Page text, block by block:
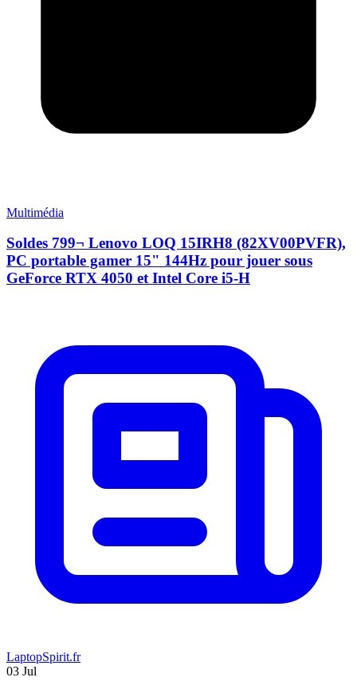
Multimédia
Soldes 799¬ Lenovo LOQ 15IRH8 (82XV00PVFR),
PC portable gamer 15" 144Hz pour jouer sous
GeForce RTX 4050 et Intel Core i5-H
LaptopSpirit.fr
03 Jul